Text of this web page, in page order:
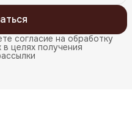
согласие на обработку
целях получения